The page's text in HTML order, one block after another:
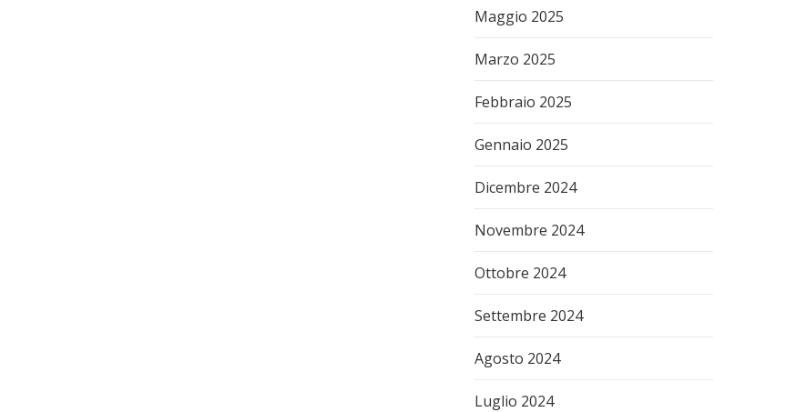
Maggio 2025
Marzo 2025
Febbraio 2025
Gennaio 2025
Dicembre 2024
Novembre 2024
Ottobre 2024
Settembre 2024
Agosto 2024
Luglio 2024